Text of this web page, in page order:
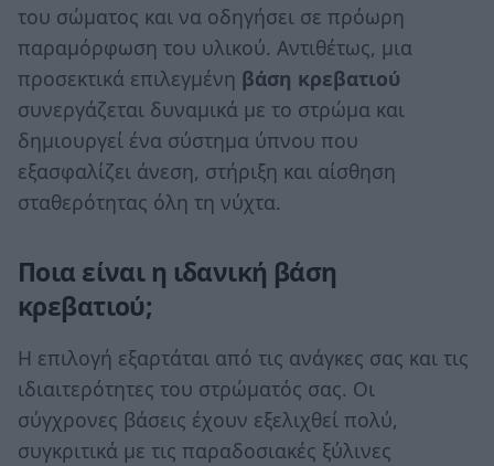
του σώματος και να οδηγήσει σε πρόωρη
παραμόρφωση του υλικού. Αντιθέτως, μια
προσεκτικά επιλεγμένη βάση κρεβατιού
συνεργάζεται δυναμικά με το στρώμα και
δημιουργεί ένα σύστημα ύπνου που
εξασφαλίζει άνεση, στήριξη και αίσθηση
σταθερότητας όλη τη νύχτα.
Ποια είναι η ιδανική βάση
κρεβατιού;
Η επιλογή εξαρτάται από τις ανάγκες σας και τις
ιδιαιτερότητες του στρώματός σας. Οι
σύγχρονες βάσεις έχουν εξελιχθεί πολύ,
συγκριτικά με τις παραδοσιακές ξύλινες